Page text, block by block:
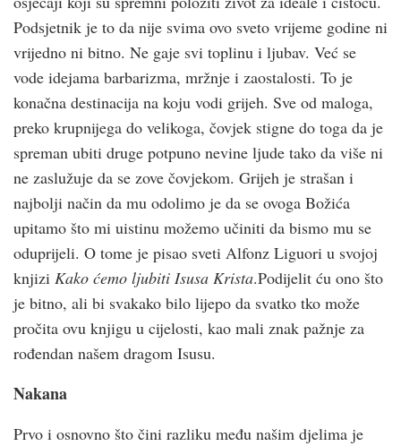
Podsjetnik je to da nije svima ovo sveto vrijeme godine ni
vrijedno ni bitno. Ne gaje svi toplinu i ljubav. Već se
vode idejama barbarizma, mržnje i zaostalosti. To je
konačna destinacija na koju vodi grijeh. Sve od maloga,
preko krupnijega do velikoga, čovjek stigne do toga da je
spreman ubiti druge potpuno nevine ljude tako da više ni
ne zaslužuje da se zove čovjekom. Grijeh je strašan i
najbolji način da mu odolimo je da se ovoga Božića
upitamo što mi uistinu možemo učiniti da bismo mu se
oduprijeli. O tome je pisao sveti Alfonz Liguori u svojoj
knjizi Kako ćemo ljubiti Isusa Krista.Podijelit ću ono što
je bitno, ali bi svakako bilo lijepo da svatko tko može
pročita ovu knjigu u cijelosti, kao mali znak pažnje za
rođendan našem dragom Isusu.
Nakana
Prvo i osnovno što čini razliku među našim djelima je